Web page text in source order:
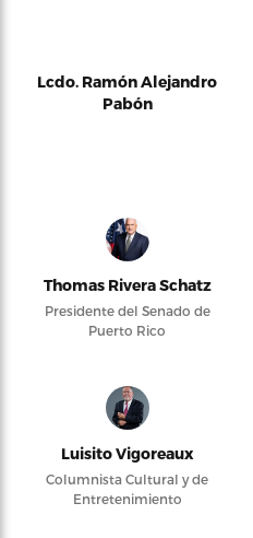
Lcdo. Ramón Alejandro
Pabón
Thomas Rivera Schatz
Presidente del Senado de
Puerto Rico
Luisito Vigoreaux
Columnista Cultural y de
Entretenimiento